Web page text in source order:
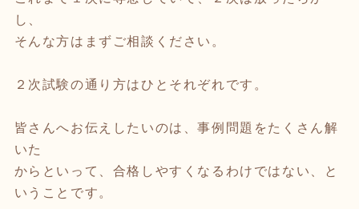
し、
そんな方はまずご相談ください。
２次試験の通り方はひとそれぞれです。
皆さんへお伝えしたいのは、事例問題をたくさん解
いた
からといって、合格しやすくなるわけではない、と
いうことです。